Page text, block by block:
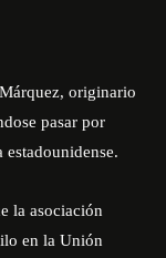
originario
pasar por
la asociación
en la Unión